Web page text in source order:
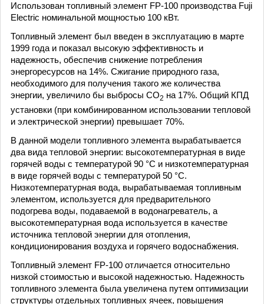
Использован топливный элемент FP-100 производства Fuji
Electric номинальной мощностью 100 кВт.
Топливный элемент был введен в эксплуатацию в марте
1999 года и показал высокую эффективность и
надежность, обеспечив снижение потребления
энергоресурсов на 14%. Сжигание природного газа,
необходимого для получения такого же количества
энергии, увеличило бы выбросы CO2 на 17%. Общий КПД
установки (при комбинированном использовании тепловой
и электрической энергии) превышает 70%.
В данной модели топливного элемента вырабатывается
два вида тепловой энергии: высокотемпературная в виде
горячей воды с температурой 90 °C и низкотемпературная
в виде горячей воды с температурой 50 °C.
Низкотемпературная вода, вырабатываемая топливным
элементом, используется для предварительного
подогрева воды, подаваемой в водонагреватель, а
высокотемпературная вода используется в качестве
источника тепловой энергии для отопления,
кондиционирования воздуха и горячего водоснабжения.
Топливный элемент FP-100 отличается относительно
низкой стоимостью и высокой надежностью. Надежность
топливного элемента была увеличена путем оптимизации
структуры отдельных топливных ячеек, повышения